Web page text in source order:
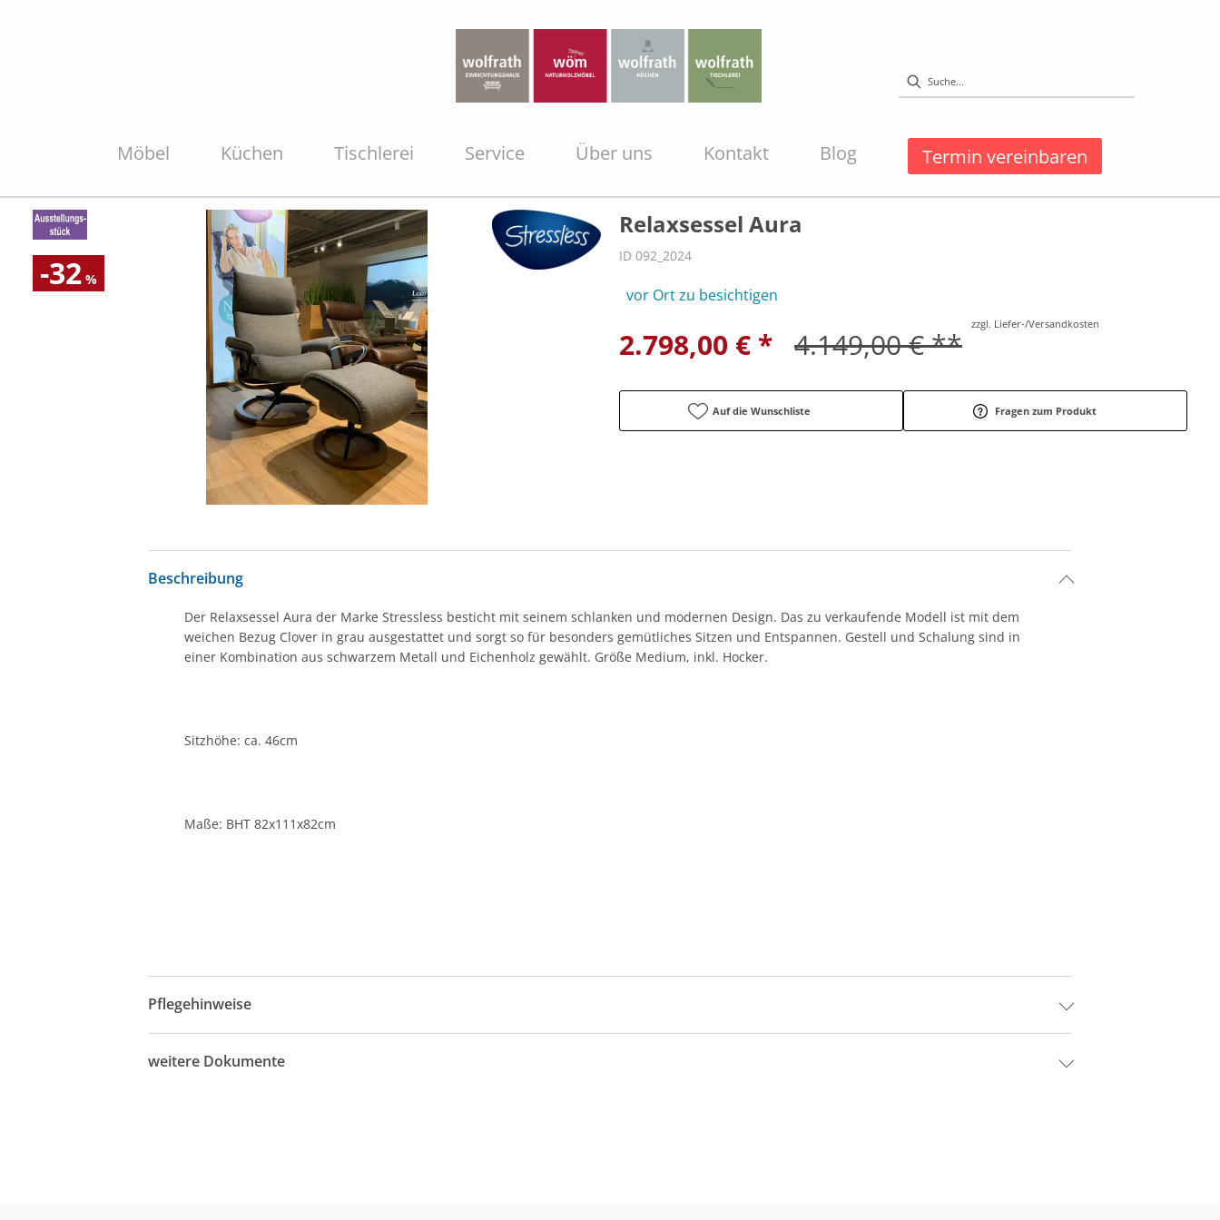
Möbel Küchen Tischlerei Service Über uns Kontakt Blog Termin vereinbaren
-32 %
Relaxsessel Aura
ID 092_2024
vor Ort zu besichtigen
2.798,00 € * 4.149,00 € **
zzgl. Liefer-/Versandkosten
Auf die Wunschliste Fragen zum Produkt
Beschreibung
Der Relaxsessel Aura der Marke Stressless besticht mit seinem schlanken und modernen Design. Das zu verkaufende Modell ist mit dem
weichen Bezug Clover in grau ausgestattet und sorgt so für besonders gemütliches Sitzen und Entspannen. Gestell und Schalung sind in
einer Kombination aus schwarzem Metall und Eichenholz gewählt. Größe Medium, inkl. Hocker.
Sitzhöhe: ca. 46cm
Maße: BHT 82x111x82cm
Pflegehinweise
weitere Dokumente